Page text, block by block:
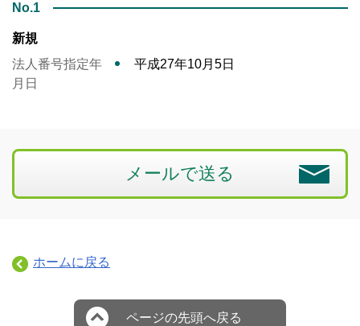
No.1
新規
法人番号指定年
月日
平成27年10月5日
メールで送る
ホームに戻る
ページの先頭へ戻る